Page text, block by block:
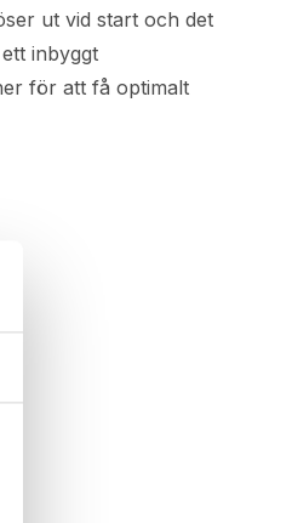
ut vid start och det
inbyggt
för att få optimalt